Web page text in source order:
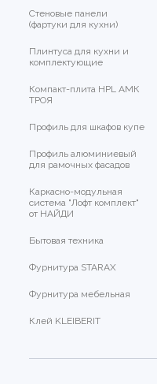
Стеновые панели
(фартуки для кухни)
Плинтуса для кухни и
комплектующие
Компакт-плита HPL АМК
ТРОЯ
Профиль для шкафов купе
Профиль алюминиевый
для рамочных фасадов
Каркасно-модульная
система "Лофт комплект"
от НАЙДИ
Бытовая техника
Фурнитура STARAX
Фурнитура мебельная
Клей KLEIBERIT